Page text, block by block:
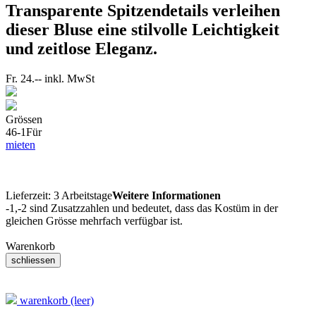
Transparente Spitzendetails verleihen
dieser Bluse eine stilvolle Leichtigkeit
und zeitlose Eleganz.
Fr. 24.-- inkl. MwSt
Grössen
46-1Für
mieten
Lieferzeit: 3 ArbeitstageWeitere Informationen
-1,-2 sind Zusatzzahlen und bedeutet, dass das Kostüm in der
gleichen Grösse mehrfach verfügbar ist.
Warenkorb
warenkorb (leer)